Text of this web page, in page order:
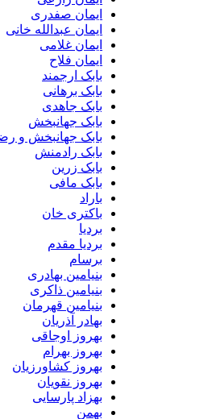
ایمان صفدری
ایمان عبدالله خانی
ایمان غلامی
ایمان فلاح
بابک ارجمند
بابک برهانی
بابک جاهدی
بابک جهانبخش
بابک جهانبخش و رضا صادقی
بابک رادمنش
بابک زرین
بابک مافی
باکتری خان
بردیا مقدم
بنیامین بهادری
بنیامین ذاکری
بنیامین قهرمان
بهادر آذریان
بهروز اوجاقی
بهروز بهرام
بهروز کشاورزیان
بهروز نقویان
بهزاد پارسایی